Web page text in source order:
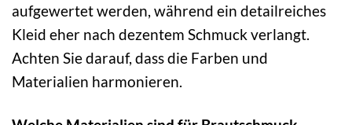
aufgewertet werden, während ein detailreiches
Kleid eher nach dezentem Schmuck verlangt.
Achten Sie darauf, dass die Farben und
Materialien harmonieren.